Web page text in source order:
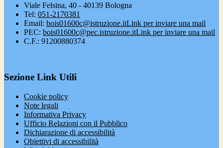
Viale Felsina, 40 - 40139 Bologna
Tel: 051-2170381
Email: bois01600c@istruzione.itLink per inviare una mail
PEC: bois01600c@pec.istruzione.itLink per inviare una mail
C.F.: 91200880374
Sezione Link Utili
Cookie policy
Note legali
Informativa Privacy
Ufficio Relazioni con il Pubblico
Dichiarazione di accessibilità
Obiettivi di accessibilità